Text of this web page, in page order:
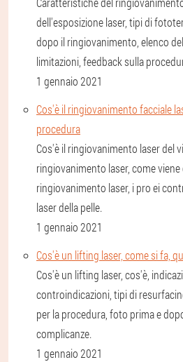
dell'esposizione laser, tipi di
dopo il ringiovanimento, elenco
limitazioni, feedback sulla
1 gennaio 2021
Cos'è il ringiovanimento facciale
procedura
Cos'è il ringiovanimento laser del
ringiovanimento laser, come
ringiovanimento laser, i pro ei
laser della pelle.
1 gennaio 2021
Cos'è un lifting laser, come si fa,
Cos'è un lifting laser, cos'è,
controindicazioni, tipi di
per la procedura, foto prima e
complicanze.
1 gennaio 2021